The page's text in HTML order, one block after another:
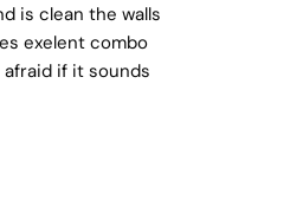
is clean the walls
exelent combo
if it sounds